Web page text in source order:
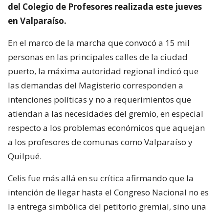
del Colegio de Profesores realizada este jueves
en Valparaíso.
En el marco de la marcha que convocó a 15 mil
personas en las principales calles de la ciudad
puerto, la máxima autoridad regional indicó que
las demandas del Magisterio corresponden a
intenciones políticas y no a requerimientos que
atiendan a las necesidades del gremio, en especial
respecto a los problemas económicos que aquejan
a los profesores de comunas como Valparaíso y
Quilpué.
Celis fue más allá en su crítica afirmando que la
intención de llegar hasta el Congreso Nacional no es
la entrega simbólica del petitorio gremial, sino una